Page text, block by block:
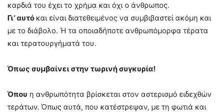
καρδιά του έχει το χρήμα και όχι ο άνθρωπος.
Γι’ αυτό και είναι διατεθειμένος να συμβιβαστεί ακόμη και
με το διάβολο. Ή τα οποιαδήποτε ανθρωπόμορφα τέρατα
και τερατουργήματά του.
Όπως συμβαίνει στην τωρινή συγκυρία!
Όπου η ανθρωπότητα βρίσκεται στον αστερισμό ειδεχθών
τεράτων. Όπως αυτά, που κατέστρεψαν, με τη φωτιά και